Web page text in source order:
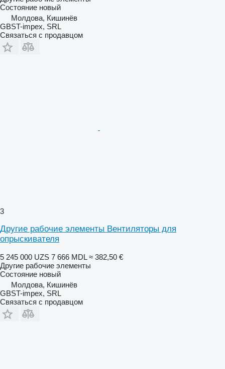
Состояние новый
Молдова, Кишинёв
GBST-impex, SRL
Связаться с продавцом
3
Другие рабочие элементы Вентиляторы для
опрыскивателя
5 245 000 UZS 7 666 MDL ≈ 382,50 €
Другие рабочие элементы
Состояние новый
Молдова, Кишинёв
GBST-impex, SRL
Связаться с продавцом